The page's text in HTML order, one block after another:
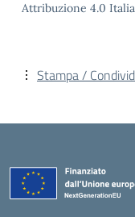
Attribuzione 4.0
Stampa /